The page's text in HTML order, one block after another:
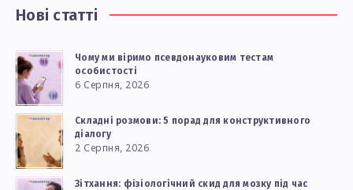
Нові статті
Чому ми віримо псевдонауковим тестам
особистості
6 Серпня, 2026
Складні розмови: 5 порад для конструктивного
діалогу
2 Серпня, 2026
Зітхання: фізіологічний скид для мозку під час